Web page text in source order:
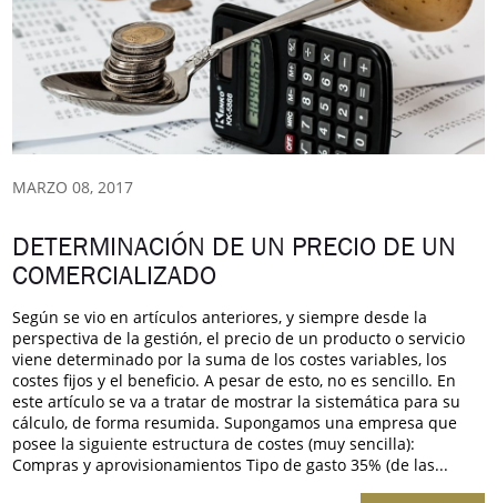
MARZO 08, 2017
DETERMINACIÓN DE UN PRECIO DE UN
COMERCIALIZADO
Según se vio en artículos anteriores, y siempre desde la
perspectiva de la gestión, el precio de un producto o servicio
viene determinado por la suma de los costes variables, los
costes fijos y el beneficio. A pesar de esto, no es sencillo. En
este artículo se va a tratar de mostrar la sistemática para su
cálculo, de forma resumida. Supongamos una empresa que
posee la siguiente estructura de costes (muy sencilla):
Compras y aprovisionamientos Tipo de gasto 35% (de las...